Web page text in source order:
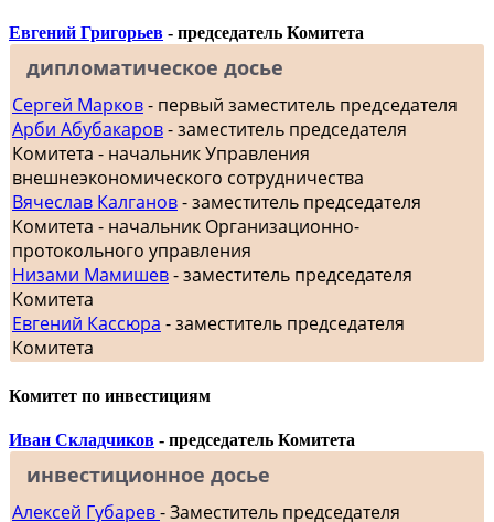
Евгений Григорьев - председатель Комитета
дипломатическое досье
Сергей Марков- первый заместитель председателя
Арби Абубакаров- заместитель председателя
Комитета - начальник Управления
внешнеэкономического сотрудничества
Вячеслав Калганов- заместитель председателя
Комитета - начальник Организационно-
протокольного управления
Низами Мамишев- заместитель председателя
Комитета
Евгений Кассюра - заместитель председателя
Комитета
Комитет по инвестициям
Иван Складчиков - председатель Комитета
инвестиционное досье
Алексей Губарев- Заместитель председателя